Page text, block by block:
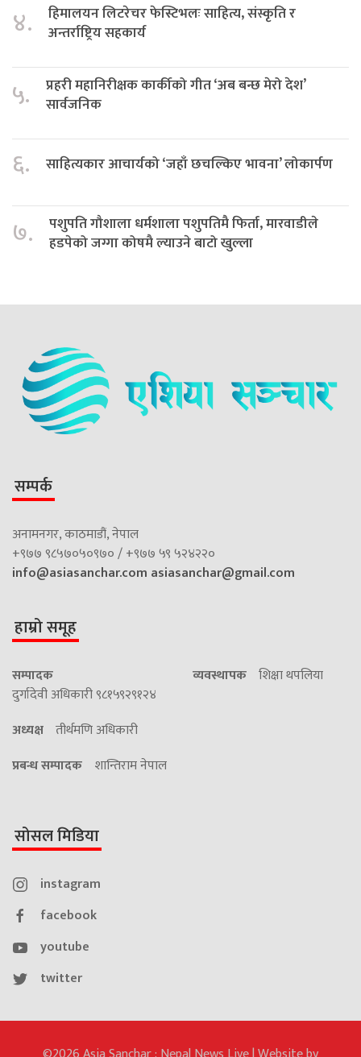
४.
हिमालयन लिटरेचर फेस्टिभलः साहित्य, संस्कृति र
अन्तर्राष्ट्रिय सहकार्य
५.
प्रहरी महानिरीक्षक कार्कीको गीत ‘अब बन्छ मेरो देश’
सार्वजनिक
६. साहित्यकार आचार्यको ‘जहाँ छचल्किए भावना’ लोकार्पण
७.
पशुपति गौशाला धर्मशाला पशुपतिमै फिर्ता, मारवाडीले
हडपेको जग्गा कोषमै ल्याउने बाटो खुल्ला
सम्पर्क
अनामनगर, काठमाडौं, नेपाल
+९७७ ९८५७०५०९७० / +९७७ ५९ ५२४२२०
info@asiasanchar.com asiasanchar@gmail.com
हाम्रो समूह
सम्पादक
दुर्गादेवी अधिकारी ९८१५९२९१२४
व्यवस्थापक शिक्षा थपलिया
अध्यक्ष तीर्थमणि अधिकारी
प्रबन्ध सम्पादक शान्तिराम नेपाल
सोसल मिडिया
instagram
facebook
youtube
twitter